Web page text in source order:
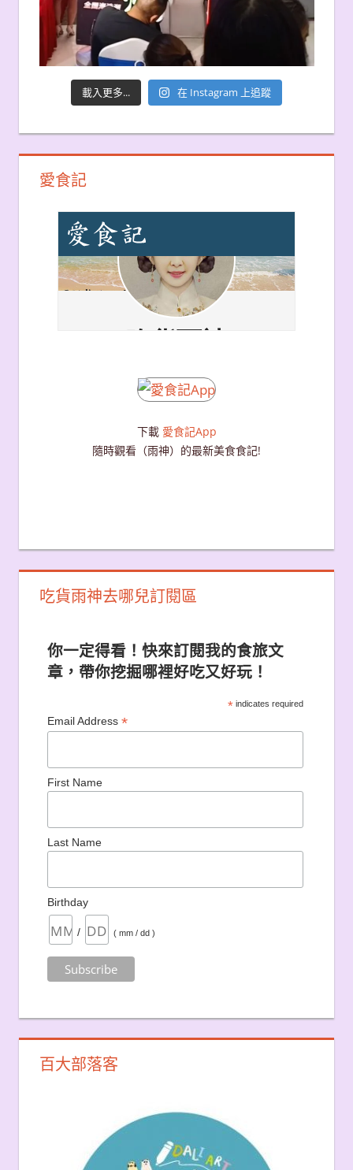
載入更多... 在 Instagram 上追蹤
愛食記
下載 愛食記App
隨時觀看（雨神）的最新美食食記!
吃貨雨神去哪兒訂閱區
你一定得看！快來訂閱我的食旅文
章，帶你挖掘哪裡好吃又好玩！
*indicates required
Email Address *
First Name
Last Name
Birthday
/ ( mm / dd )
百大部落客